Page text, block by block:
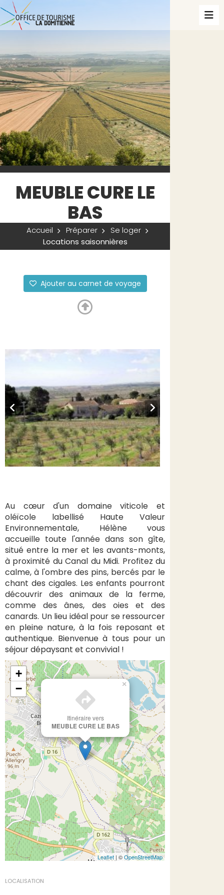
MEUBLE CURE LE
BAS
Accueil Préparer
Se loger
Locations saisonnières
Ajouter au carnet de voyage
Au cœur d'un domaine viticole et
oléïcole labellisé Haute Valeur
Environnementale, Hélène vous
accueille toute l'année dans son gîte,
situé entre la mer et les avants-monts,
à proximité du Canal du Midi. Profitez du
calme, à l'ombre des pins, bercés par le
chant des cigales. Les enfants pourront
découvrir des animaux de la ferme,
comme des ânes, des oies et des
canards. Un lieu idéal pour se ressourcer
en pleine nature, à la fois reposant et
authentique. Bienvenue à tous pour un
séjour dépaysant et convivial !
Itinéraire vers
MEUBLE CURE LE BAS
×
+
−
Leaflet | ©OpenStreetMap
LOCALISATION